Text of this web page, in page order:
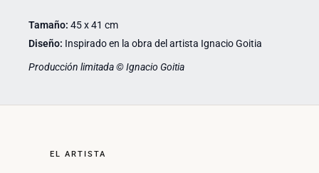
Tamaño: 45 x 41 cm
Diseño: Inspirado en la obra del artista Ignacio Goitia
Producción limitada © Ignacio Goitia
EL ARTISTA